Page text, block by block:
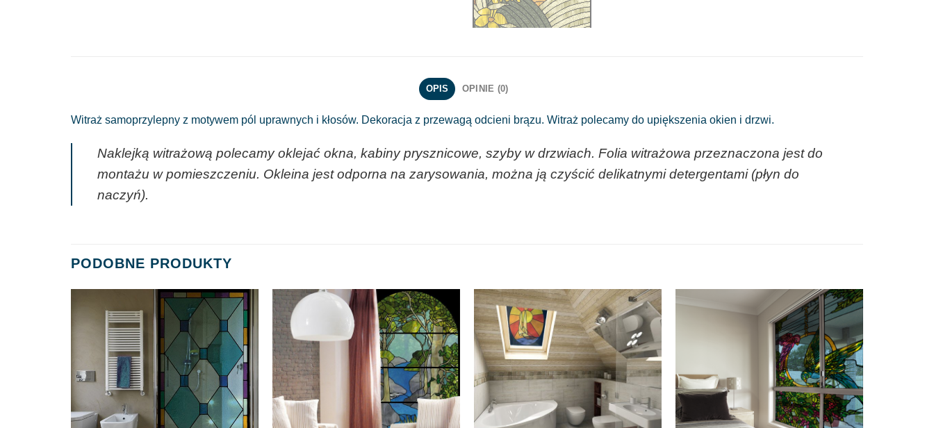
OPIS OPINIE (0)
Witraż samoprzylepny z motywem pól uprawnych i kłosów. Dekoracja z przewagą odcieni brązu. Witraż polecamy do upiększenia okien i drzwi.
Naklejką witrażową polecamy oklejać okna, kabiny prysznicowe, szyby w drzwiach. Folia witrażowa przeznaczona jest do
montażu w pomieszczeniu. Okleina jest odporna na zarysowania, można ją czyścić delikatnymi detergentami (płyn do
naczyń).
PODOBNE PRODUKTY